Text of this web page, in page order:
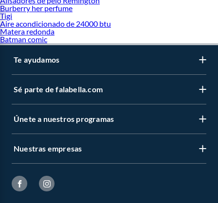
Burberry her perfume
Tigi
Aire acondicionado de 24000 btu
Matera redonda
Batman comic
Te ayudamos
Sé parte de falabella.com
Únete a nuestros programas
Nuestras empresas